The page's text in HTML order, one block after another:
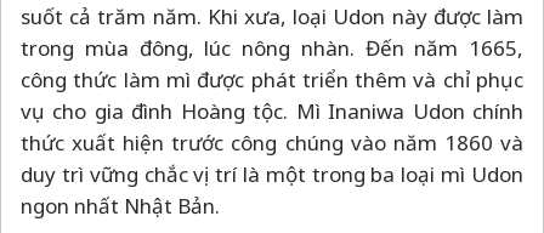
suốt cả trăm năm. Khi xưa, loại Udon này được làm
trong mùa đông, lúc nông nhàn. Đến năm 1665,
công thức làm mì được phát triển thêm và chỉ phục
vụ cho gia đình Hoàng tộc. Mì Inaniwa Udon chính
thức xuất hiện trước công chúng vào năm 1860 và
duy trì vững chắc vị trí là một trong ba loại mì Udon
ngon nhất Nhật Bản.